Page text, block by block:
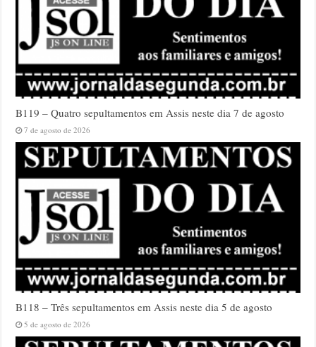
B119 – Quatro sepultamentos em Assis neste dia 7 de agosto
7 de agosto de 2026
B118 – Três sepultamentos em Assis neste dia 5 de agosto
5 de agosto de 2026